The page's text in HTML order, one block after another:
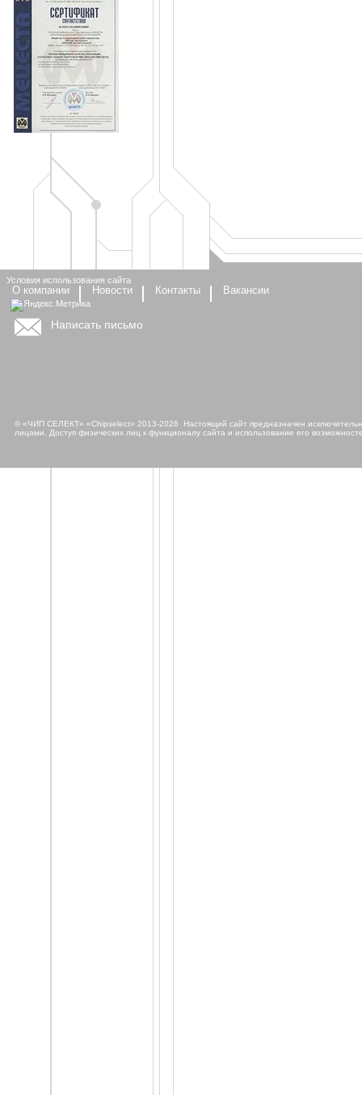
О компании Новости Контакты Вакансии
Написать письмо
Условия использования сайта
© «ЧИП СЕЛЕКТ» «Chipselect» 2013-2026 Настоящий сайт предназначен
лицами. Доступ физических лиц к функционалу сайта и использование его